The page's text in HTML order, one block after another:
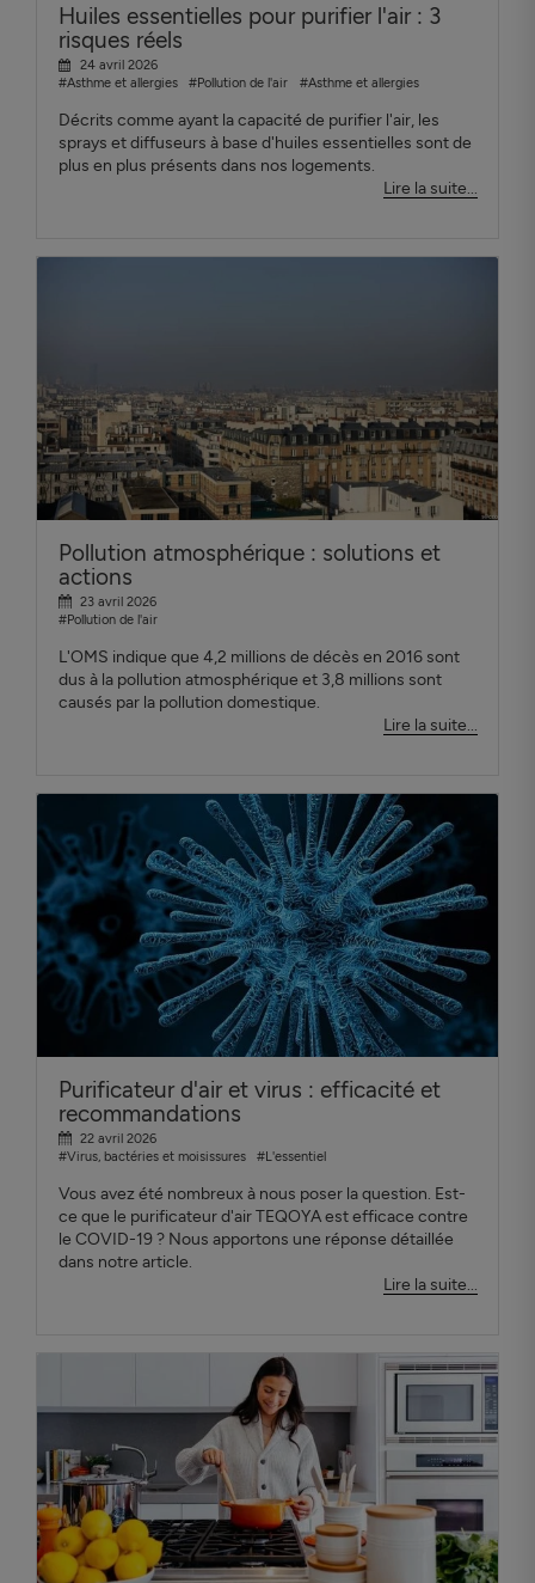
Huiles essentielles pour purifier l'air : 3
risques réels
24 avril 2026
#Asthme et allergies
#Pollution de l'air #Asthme et allergies
Décrits comme ayant la capacité de purifier l'air, les
sprays et diffuseurs à base d'huiles essentielles sont de
plus en plus présents dans nos logements.
Lire la suite...
Pollution atmosphérique : solutions et
actions
23 avril 2026
#Pollution de l'air
L'OMS indique que 4,2 millions de décès en 2016 sont
dus à la pollution atmosphérique et 3,8 millions sont
causés par la pollution domestique.
Lire la suite...
Purificateur d'air et virus : efficacité et
recommandations
22 avril 2026
#Virus, bactéries et moisissures
#L'essentiel
Vous avez été nombreux à nous poser la question. Est-
ce que le purificateur d'air TEQOYA est efficace contre
le COVID-19 ? Nous apportons une réponse détaillée
dans notre article.
Lire la suite...